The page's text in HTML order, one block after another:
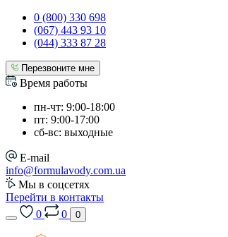
0 (800) 330 698
(067) 443 93 10
(044) 333 87 28
Перезвоните мне
Время работы
пн-чт: 9:00-18:00
пт: 9:00-17:00
сб-вс: выходные
E-mail
info@formulavody.com.ua
Мы в соцсетях
Перейти в контакты
0
0 0